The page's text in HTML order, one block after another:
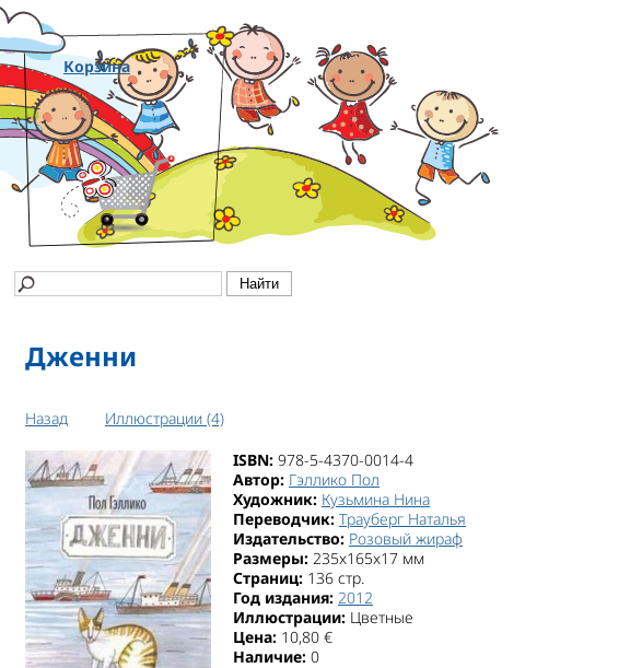
Корзина
Дженни
Назад Иллюстрации (4)
ISBN: 978-5-4370-0014-4
Автор: Гэллико Пол
Художник: Кузьмина Нина
Переводчик: Трауберг Наталья
Издательство: Розовый жираф
Размеры: 235x165x17 мм
Страниц: 136 стр.
Год издания: 2012
Иллюстрации: Цветные
Цена: 10,80 €
Наличие: 0